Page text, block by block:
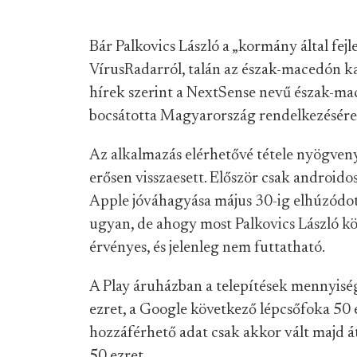
Bár Palkovics László a „kormány által
VírusRadarról, talán az észak-macedón
hírek szerint a NextSense nevű észak-
bocsátotta Magyarország
Az alkalmazás elérhetővé tétele
erősen visszaesett. Először csak
Apple jóváhagyása május 30-ig
ugyan, de ahogy most Palkovics László
érvényes, és jelenleg nem futtatható.
A Play áruházban a telepítések
ezret, a Google következő lépcsőfoka
hozzáférhető adat csak akkor vált majd